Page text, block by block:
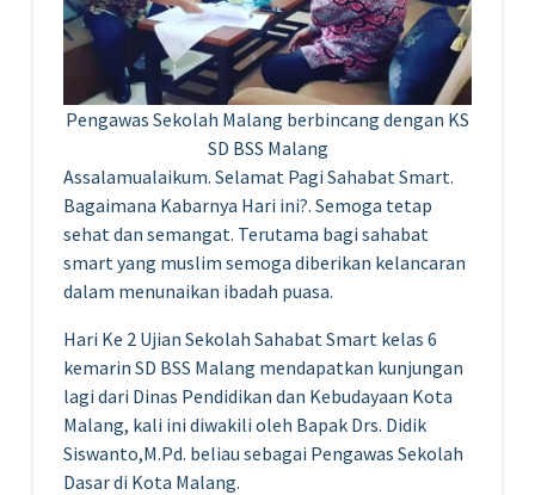
Pengawas Sekolah Malang berbincang dengan KS
SD BSS Malang
Assalamualaikum. Selamat Pagi Sahabat Smart.
Bagaimana Kabarnya Hari ini?. Semoga tetap
sehat dan semangat. Terutama bagi sahabat
smart yang muslim semoga diberikan kelancaran
dalam menunaikan ibadah puasa.
Hari Ke 2 Ujian Sekolah Sahabat Smart kelas 6
kemarin SD BSS Malang mendapatkan kunjungan
lagi dari Dinas Pendidikan dan Kebudayaan Kota
Malang, kali ini diwakili oleh Bapak Drs. Didik
Siswanto,M.Pd. beliau sebagai Pengawas Sekolah
Dasar di Kota Malang.